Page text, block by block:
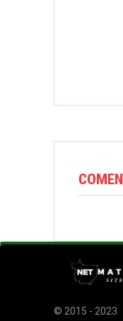
© 2015 - 2023